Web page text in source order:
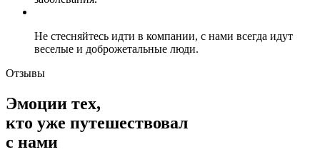
Не стесняйтесь идти в компании, с нами всегда идут
веселые и доброжетальные люди.
Отзывы
Эмоции тех,
кто уже путешествовал
с нами